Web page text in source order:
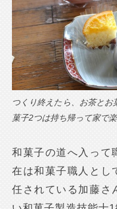
つくり終えたら、お茶と
菓子2つは持ち帰って家で楽
和菓子の道へ入って
在は和菓子職人とし
任されている加藤さ